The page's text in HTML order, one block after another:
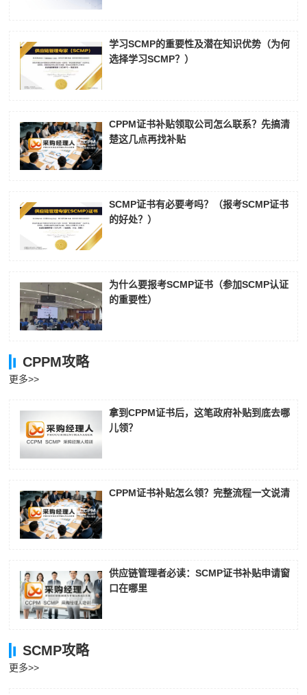
学习SCMP的重要性及潜在知识优势（为何
选择学习SCMP？）
CPPM证书补贴领取公司怎么联系？先搞清
楚这几点再找补贴
SCMP证书有必要考吗？（报考SCMP证书
的好处？）
为什么要报考SCMP证书（参加SCMP认证
的重要性）
CPPM攻略
更多>>
拿到CPPM证书后，这笔政府补贴到底去哪
儿领？
CPPM证书补贴怎么领？完整流程一文说清
供应链管理者必读：SCMP证书补贴申请窗
口在哪里
SCMP攻略
更多>>